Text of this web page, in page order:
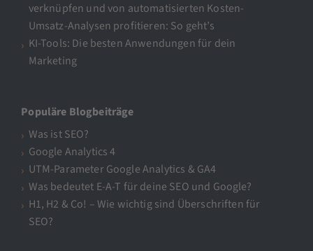
verknüpfen und von automatisierten Kosten-
Umsatz-Analysen profitieren: So geht’s
KI-Tools: Die besten Anwendungen für dein
Marketing
Populäre Blogbeiträge
Was ist SEO?
Google Analytics 4
UTM-Parameter Google Analytics & GA4
Was bedeutet E-A-T für deine SEO und Google?
H1, H2 & Co! – Wie wichtig sind Überschriften für
SEO?